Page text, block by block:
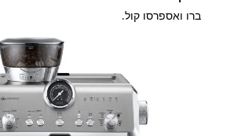
ברו ואספרסו קול.